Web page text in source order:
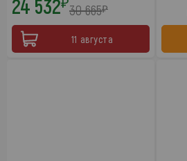
24 532 30 665₽
11 августа